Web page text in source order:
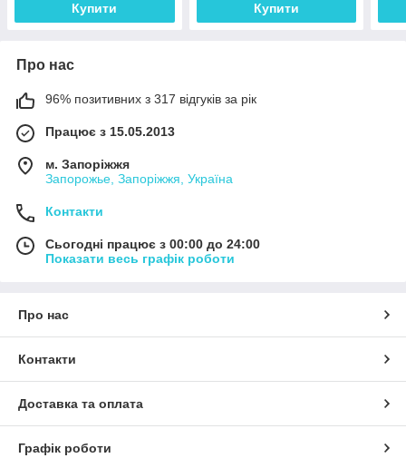
Купити Купити
Про нас
96% позитивних з 317 відгуків за рік
Працює з 15.05.2013
м. Запоріжжя
Запорожье, Запоріжжя, Україна
Контакти
Сьогодні працює з 00:00 до 24:00
Показати весь графік роботи
Про нас
Контакти
Доставка та оплата
Графік роботи